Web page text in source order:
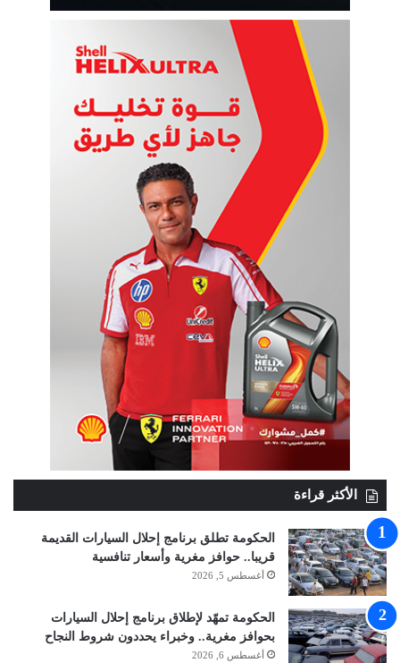
الأكثر قراءة
الحكومة تطلق برنامج إحلال السيارات القديمة
قريبا.. حوافز مغرية وأسعار تنافسية
أغسطس 5, 2026
الحكومة تمهّد لإطلاق برنامج إحلال السيارات
بحوافز مغرية.. وخبراء يحددون شروط النجاح
أغسطس 6, 2026